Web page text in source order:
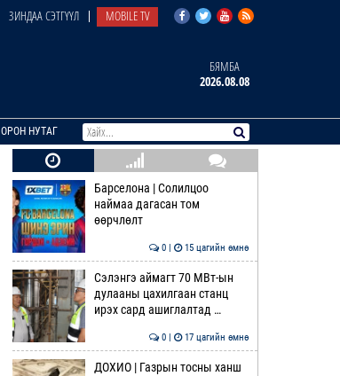
ЗИНДАА СЭТГҮҮЛ MOBILE TV
БЯМБА
2026.08.08
ОРОН НУТАГ
Барселона | Солилцоо
наймаа дагасан том
өөрчлөлт
0 | 15 цагийн өмнө
Сэлэнгэ аймагт 70 МВт-ын
дулааны цахилгаан станц
ирэх сард ашиглалтад …
0 | 17 цагийн өмнө
ДОХИО | Газрын тосны ханш